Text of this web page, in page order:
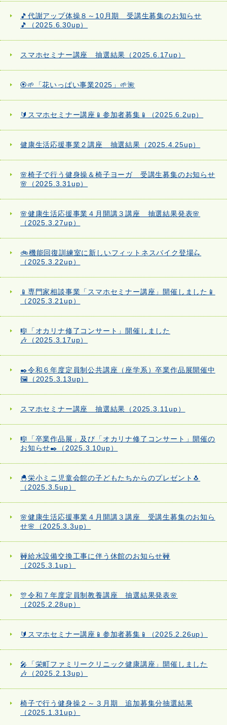
🎵代謝アップ体操８～10月期 受講生募集のお知らせ
🎵（2025.6.30up）
スマホセミナー講座 抽選結果（2025.6.17up）
🏵️🌱「花いっぱい事業2025」🌱🌺
🔰スマホセミナー講座📱参加者募集📱（2025.6.2up）
健康生活応援事業２講座 抽選結果（2025.4.25up）
🌸椅子で行う健身操＆椅子ヨーガ 受講生募集のお知らせ
🌸（2025.3.31up）
🌸健康生活応援事業４月開講３講座 抽選結果発表🌸
（2025.3.27up）
🚲機能回復訓練室に新しいフィットネスバイク登場🛴
（2025.3.22up）
📱専門家相談事業「スマホセミナー講座」開催しました📱
（2025.3.21up）
🎼「オカリナ修了コンサート」開催しました
🎶（2025.3.17up）
✒️令和６年度定員制公共講座（座学系）卒業作品展開催中
🖼️（2025.3.13up）
スマホセミナー講座 抽選結果（2025.3.11up）
🎼「卒業作品展」及び「オカリナ修了コンサート」開催の
お知らせ✒️（2025.3.10up）
🐣栄小ミニ児童会館の子どもたちからのプレゼント🐧
（2025.3.5up）
🌸健康生活応援事業４月開講３講座 受講生募集のお知ら
せ🌸（2025.3.3up）
🚧給水設備交換工事に伴う休館のお知らせ🚧
（2025.3.1up）
🎊令和７年度定員制教養講座 抽選結果発表🌸
（2025.2.28up）
🔰スマホセミナー講座📱参加者募集📱（2025.2.26up）
🎤「栄町ファミリークリニック健康講座」開催しました
🎶（2025.2.13up）
椅子で行う健身操２～３月期 追加募集分抽選結果
（2025.1.31up）